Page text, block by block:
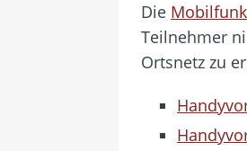
Die
Teilnehmer
Ortsnetz zu